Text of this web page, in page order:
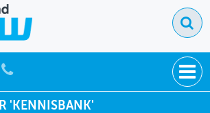
'KENNISBANK'